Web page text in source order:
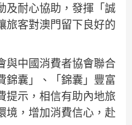
及耐心協助，發揮「誠
旅客對澳門留下良好的
與中國消費者協會聯合
錦囊」、「錦囊」豐富
提示，相信有助內地旅
境，增加消費信心，赴